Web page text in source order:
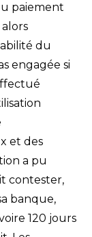
paiement
du
engagée si
et des
a pu
contester,
banque,
120 jours